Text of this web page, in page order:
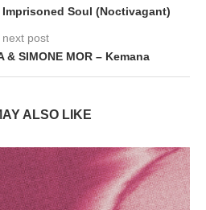
Soul (Noctivagant)
next post
& SIMONE MOR – Kemana
ALSO LIKE